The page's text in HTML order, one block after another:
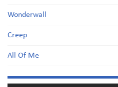
Wonderwall
Creep
All Of Me